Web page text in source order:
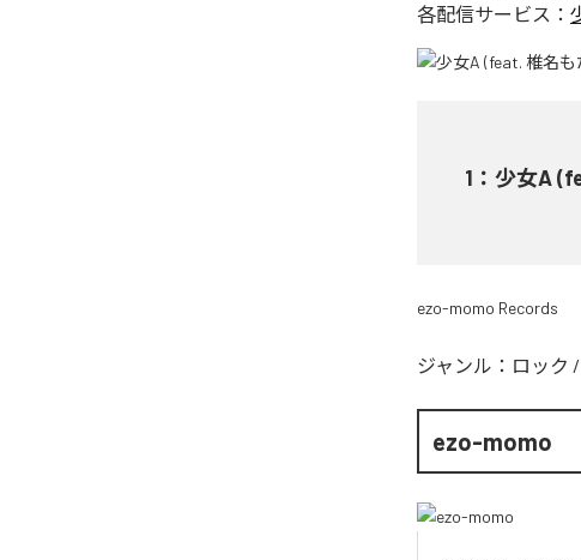
各配信サービス：
1 ： 少女A
ezo-momo Records
ジャンル： ロック /
ezo-momo